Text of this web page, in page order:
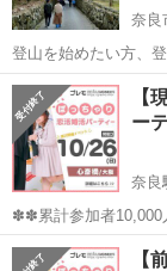
奈良
登山を始めたい方、
す。 独身＆年代別だ
加も大歓迎。 社会人サークル「山活ハートレイル」が企画する、 自然
の中でのアウトドア
奈良 奈良市
【
ー
奈良
✽✽累計参加者
★゜･｡･｡･゜☆゜･｡･｡
奈良 奈良市
【